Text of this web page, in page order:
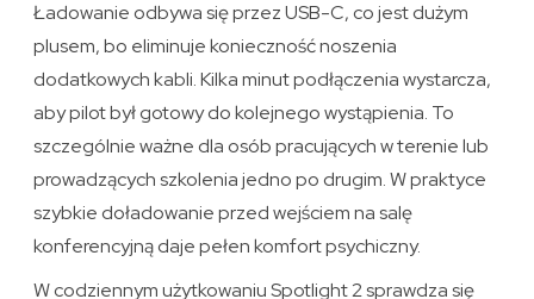
Ładowanie odbywa się przez USB-C, co jest dużym
plusem, bo eliminuje konieczność noszenia
dodatkowych kabli. Kilka minut podłączenia wystarcza,
aby pilot był gotowy do kolejnego wystąpienia. To
szczególnie ważne dla osób pracujących w terenie lub
prowadzących szkolenia jedno po drugim. W praktyce
szybkie doładowanie przed wejściem na salę
konferencyjną daje pełen komfort psychiczny.
W codziennym użytkowaniu Spotlight 2 sprawdza się